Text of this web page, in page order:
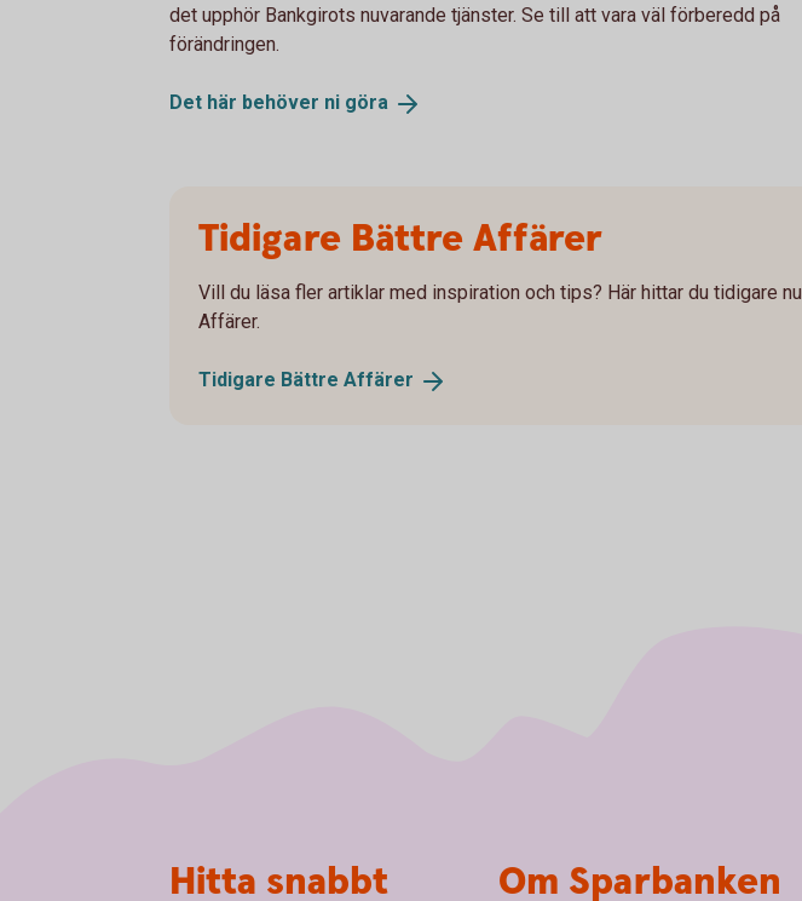
det upphör Bankgirots nuvarande tjänster. Se till att vara väl förberedd på
förändringen.
Det här behöver ni göra
Tidigare Bättre Affärer
Vill du läsa fler artiklar med inspiration och tips? Här hittar du tidigare
Affärer.
Tidigare Bättre Affärer
Hitta snabbt Om Sparbanken